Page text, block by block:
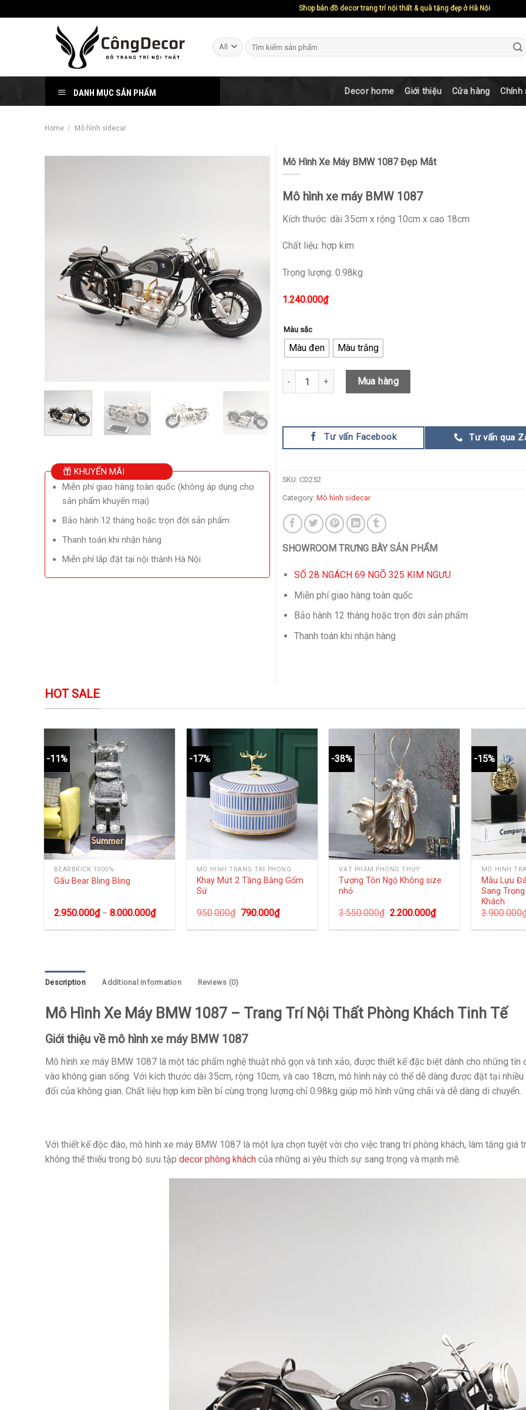
Shop bán đồ decor trang trí nội thất & quà tặng đẹp ở Hà Nội
Search
for:
DANH MỤC SẢN PHẨM Decor home Giới thiệu Cửa hàng Chính
Home / Mô hình sidecar
KHUYẾN MÃI
Miễn phí giao hàng toàn quốc (không áp dụng cho
sản phẩm khuyến mại)
Bảo hành 12 tháng hoặc trọn đời sản phẩm
Thanh toán khi nhận hàng
Miễn phí lắp đặt tại nội thành Hà Nội
Mô Hình Xe Máy BMW 1087 Đẹp Mắt
Mô hình xe máy BMW 1087
Kích thước: dài 35cm x rộng 10cm x cao 18cm
Chất liệu: hợp kim
Trọng lượng: 0.98kg
1.240.000₫
Màu sắc
Màu đen Màu trắng
Mô Hình Xe Máy BMW 1087 Đẹp Mắt quantity
Mua hàng
Tư vấn Facebook Tư vấn qua
SKU: CD252
Category: Mô hình sidecar
SHOWROOM TRƯNG BÀY SẢN PHẨM
SỐ 28 NGÁCH 69 NGÕ 325 KIM NGƯU
Miễn phí giao hàng toàn quốc
Bảo hành 12 tháng hoặc trọn đời sản phẩm
Thanh toán khi nhận hàng
HOT SALE
-11%
BEARBRICK 1000%
Gấu Bear Bling Bling
2.950.000₫–8.000.000₫
-17%
MÔ HÌNH TRANG TRÍ PHÒNG
Khay Mứt 2 Tầng Bằng Gốm
Sứ
950.000₫ 790.000₫
-38%
VẬT PHẨM PHONG THỦY
Tượng Tôn Ngộ Không size
nhỏ
3.550.000₫ 2.200.000₫
-15%
MÔ HÌNH
Mẫu Lựu
Sang
Khách
3.900.000
Description Additional information Reviews (0)
Mô Hình Xe Máy BMW 1087 – Trang Trí Nội Thất Phòng Khách Tinh Tế
Giới thiệu về mô hình xe máy BMW 1087
Mô hình xe máy BMW 1087 là một tác phẩm nghệ thuật nhỏ gọn và tinh xảo, được thiết kế đặc biệt dành cho những
vào không gian sống. Với kích thước dài 35cm, rộng 10cm, và cao 18cm, mô hình này có thể dễ dàng được đặt tại
đối của không gian. Chất liệu hợp kim bền bỉ cùng trọng lượng chỉ 0.98kg giúp mô hình vững chãi và dễ dàng di chuyển.
Với thiết kế độc đáo, mô hình xe máy BMW 1087 là một lựa chọn tuyệt vời cho việc trang trí phòng khách, làm tăng giá
không thể thiếu trong bộ sưu tập decor phòng khách của những ai yêu thích sự sang trọng và mạnh mẽ.